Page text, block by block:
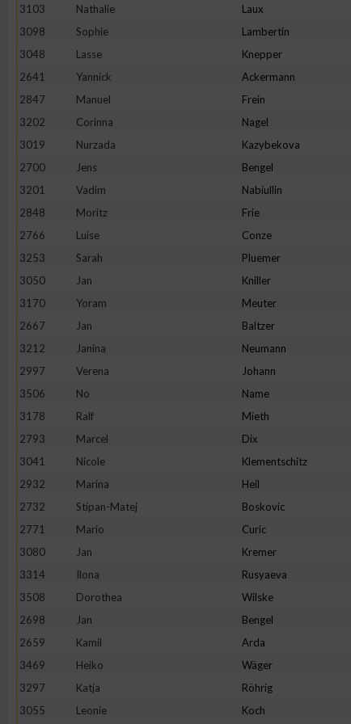
3103
Nathalie Laux
3098
Sophie Lambertin
3048
Lasse Knepper
2641
Yannick Ackermann
2847
Manuel Frein
3202
Corinna Nagel
3019
Nurzada Kazybekova
2700
Jens Bengel
3201
Vadim Nabiullin
2848
Moritz Frie
2766
Luise Conze
3253
Sarah Pluemer
3050
Jan Kniller
3170
Yoram Meuter
2667
Jan Baltzer
3212
Janina Neumann
2997
Verena Johann
3506
No Name
3178
Ralf Mieth
2793
Marcel Dix
3041
Nicole Klementschitz
2932
Marina Heil
2732
Stipan-Matej Boskovic
2771
Mario Curic
3080
Jan Kremer
3314
Ilona Rusyaeva
3508
Dorothea Wilske
2698
Jan Bengel
2659
Kamil Arda
3469
Heiko Wäger
3297
Katja Röhrig
3055
Leonie Koch
Erstellung von Profilen zur Personalisierung von Inhalten
Verwendung von Profilen zur Auswahl personalisierter Inhalte
verschiedenen Quellen
Entwicklung und Verbesserung der Angebote
Verwendung reduzierter Daten zur Auswahl von Inhalten
IAB-Besonderheiten:
Verwendung genauer Standortdaten
Nicht-IAB-Verarbeitungszwecke:
Performance
Funktional
Werbung